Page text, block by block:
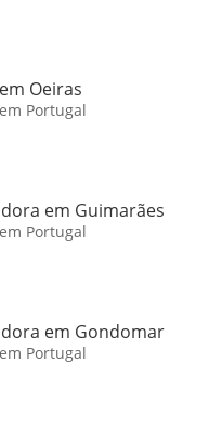
Oeiras
Portugal
em Guimarães
Portugal
em Gondomar
Portugal